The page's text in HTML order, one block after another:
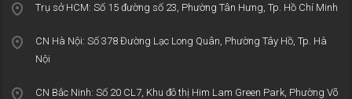
Trụ sở HCM: Số 15 đường số 23, Phường Tân Hưng, Tp. Hồ Chí Minh
CN Hà Nội: Số 378 Đường Lạc Long Quân, Phường Tây Hồ, Tp. Hà
Nội
CN Bắc Ninh: Số 20 CL7, Khu đô thị Him Lam Green Park, Phường Võ